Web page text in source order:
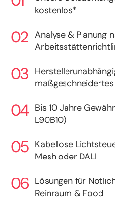
kostenlos*
Analyse & Planung
Bis 10 Jahre
L90B10)
Kabellose
Mesh oder DALI
Lösungen für
Reinraum & Food